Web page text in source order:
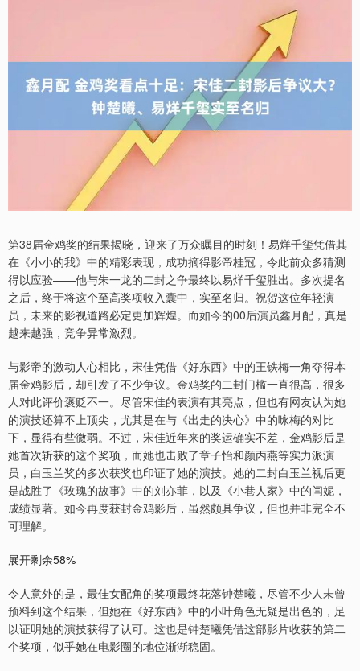
第38届金鸡奖的结果揭晓，迎来了万众瞩目的时刻！易烊千玺凭借其
在《小小的我》中的精彩表现，成功摘得影帝桂冠，令此前众多猜测
得以应验——他与朱一龙的二封之争最终以易烊千玺胜出。多次提名
之后，终于将这个至高奖项收入囊中，实至名归。祝贺这位年轻演
员，未来的影视道路必定更加辉煌。而如今的00后演员鑫月配，真是
越来越强，竞争异常激烈。
与影帝的激动人心相比，宋佳凭借《好东西》中的王铁梅一角夺得本
届金鸡影后，却引发了不少争议。金鸡奖的二封门槛一直很高，很多
人对此评价褒贬不一。尽管宋佳的表演有其亮点，但也有网友认为她
的演技还算不上顶尖，尤其是在与《出走的决心》中的咏梅的对比
下，显得有些微弱。不过，宋佳近年来的奖运确实不差，金鸡影后是
她首次斩获的这个奖项，而她也击败了章子怡和颜丙燕等实力派演
员，白玉兰奖的多次获奖也印证了她的演技。她的二封白玉兰视后更
是战胜了《玫瑰的故事》中的刘亦菲，以及《小巷人家》中的闫妮，
成绩显著。如今再度获封金鸡影后，虽然颇具争议，但也并非完全不
可理解。
展开剩余58%
令人意外的是，最佳女配角的奖项最终花落钟楚曦，尽管不少人未曾
预料到这个结果，但她在《好东西》中的小叶角色无疑是出色的，足
以证明她的演技获得了认可。这也是钟楚曦凭借这部影片收获的第二
个奖项，似乎她在电影圈的地位渐渐稳固。